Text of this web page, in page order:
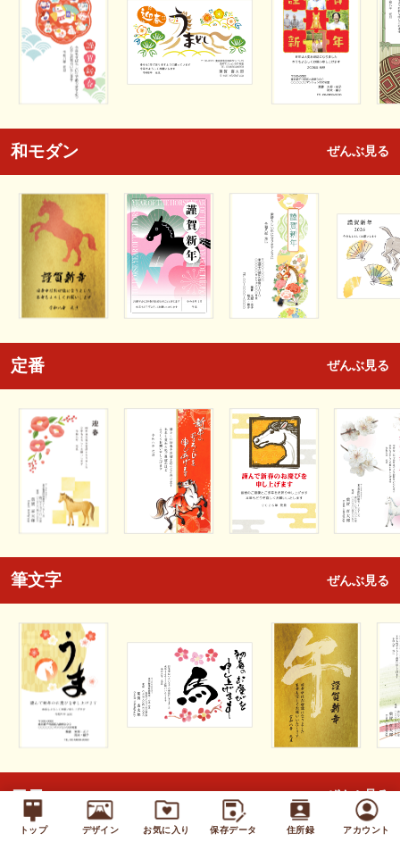
トップ デザイン お気に入り 保存データ 住所録 アカウント
和モダン ぜんぶ見る
定番 ぜんぶ見る
筆文字 ぜんぶ見る
エコ ぜんぶ見る